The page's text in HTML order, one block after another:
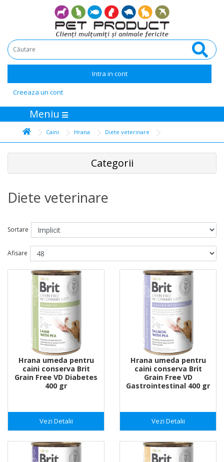
Intra in cont
Creeaza un cont
Meniu
Caini Hrana Diete veterinare
Categorii
Diete veterinare
Sortare
Afisare
Hrana umeda pentru
caini conserva Brit
Grain Free VD Diabetes
400 gr
Vezi Detalii
Hrana umeda pentru
caini conserva Brit
Grain Free VD
Gastrointestinal 400 gr
Vezi Detalii